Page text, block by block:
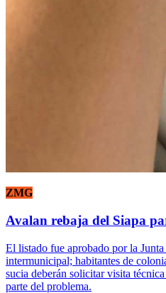
ZMG
Avalan rebaja del Siapa
El listado fue aprobado por la
intermunicipal; habitantes de
sucia deberán solicitar visita
parte del problema.